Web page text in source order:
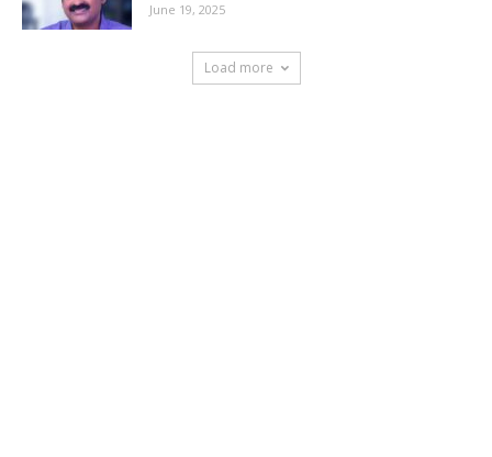
June 19, 2025
Load more